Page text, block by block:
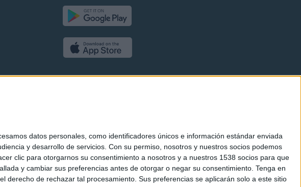
datos personales, como identificadores únicos e información estándar enviada
y desarrollo de servicios. Con su permiso, nosotros y nuestros socios podemos
clic para otorgarnos su consentimiento a nosotros y a nuestros 1538 socios para que
y cambiar sus preferencias antes de otorgar o negar su consentimiento. Tenga en
de rechazar tal procesamiento. Sus preferencias se aplicarán solo a este sitio